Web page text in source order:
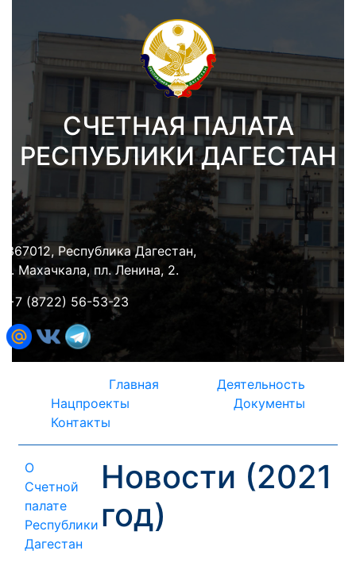
СЧЕТНАЯ ПАЛАТА
РЕСПУБЛИКИ ДАГЕСТАН
367012, Республика Дагестан,
г. Махачкала, пл. Ленина, 2.
+7 (8722) 56-53-23
Главная
Деятельность
Нацпроекты
Документы
Контакты
О
Счетной
палате
Республики
Дагестан
Новости (2021
год)